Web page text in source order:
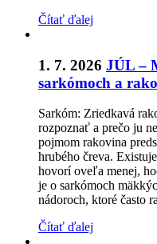
Čítať ďalej
1. 7. 2026 JÚL –
sarkómoch a
Sarkóm: Zriedkavá
rozpoznať a prečo ju
pojmom rakovina
hrubého čreva.
hovorí oveľa menej,
je o sarkómoch
nádoroch, ktoré často
Čítať ďalej